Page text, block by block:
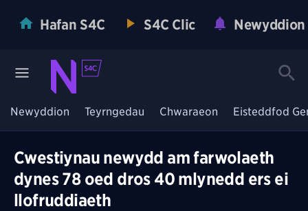
Hafan S4C S4C Clic Newyddion
Newyddion Teyrngedau Chwaraeon Eisteddfod
Cwestiynau newydd am farwolaeth
dynes 78 oed dros 40 mlynedd ers ei
llofruddiaeth